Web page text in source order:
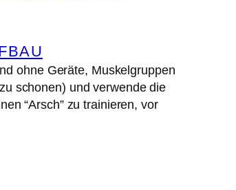
ohne Geräte, Muskelgruppen
schonen) und verwende die
“Arsch” zu trainieren, vor